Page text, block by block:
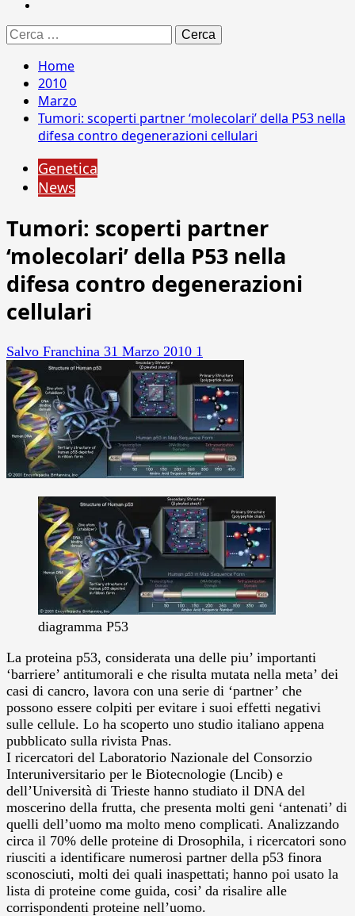
Ricerca
per:
Home
2010
Marzo
Tumori: scoperti partner ‘molecolari’ della P53 nella
difesa contro degenerazioni cellulari
Genetica
News
Tumori: scoperti partner
‘molecolari’ della P53 nella
difesa contro degenerazioni
cellulari
Salvo Franchina 31 Marzo 2010 1
diagramma P53
La proteina p53, considerata una delle piu’ importanti
‘barriere’ antitumorali e che risulta mutata nella meta’ dei
casi di cancro, lavora con una serie di ‘partner’ che
possono essere colpiti per evitare i suoi effetti negativi
sulle cellule. Lo ha scoperto uno studio italiano appena
pubblicato sulla rivista Pnas.
I ricercatori del Laboratorio Nazionale del Consorzio
Interuniversitario per le Biotecnologie (Lncib) e
dell’Università di Trieste hanno studiato il DNA del
moscerino della frutta, che presenta molti geni ‘antenati’ di
quelli dell’uomo ma molto meno complicati. Analizzando
circa il 70% delle proteine di Drosophila, i ricercatori sono
riusciti a identificare numerosi partner della p53 finora
sconosciuti, molti dei quali inaspettati; hanno poi usato la
lista di proteine come guida, cosi’ da risalire alle
corrispondenti proteine nell’uomo.